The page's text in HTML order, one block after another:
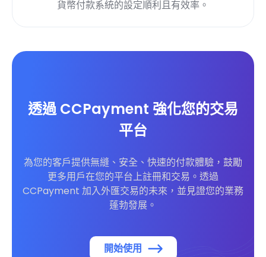
貨幣付款系統的設定順利且有效率。
透過 CCPayment 強化您的交易
平台
為您的客戶提供無縫、安全、快速的付款體驗，鼓勵
更多用戶在您的平台上註冊和交易。透過
CCPayment 加入外匯交易的未來，並見證您的業務
蓬勃發展。
開始使用